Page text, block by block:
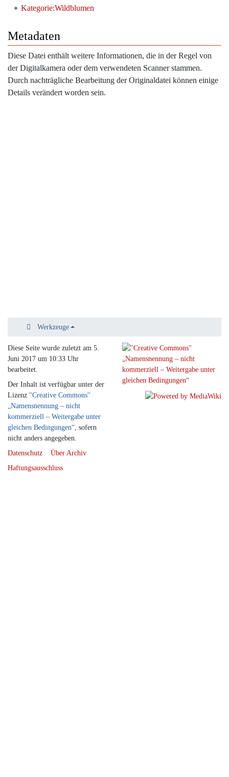
Kategorie:Wildblumen
Metadaten
Diese Datei enthält weitere Informationen, die in der Regel von
der Digitalkamera oder dem verwendeten Scanner stammen.
Durch nachträgliche Bearbeitung der Originaldatei können einige
Details verändert worden sein.
Werkzeuge
Diese Seite wurde zuletzt am 5.
Juni 2017 um 10:33 Uhr
bearbeitet.
Der Inhalt ist verfügbar unter der
Lizenz ''Creative Commons''
„Namensnennung – nicht
kommerziell – Weitergabe unter
gleichen Bedingungen“, sofern
nicht anders angegeben.
Datenschutz
Über Archiv
Haftungsausschluss